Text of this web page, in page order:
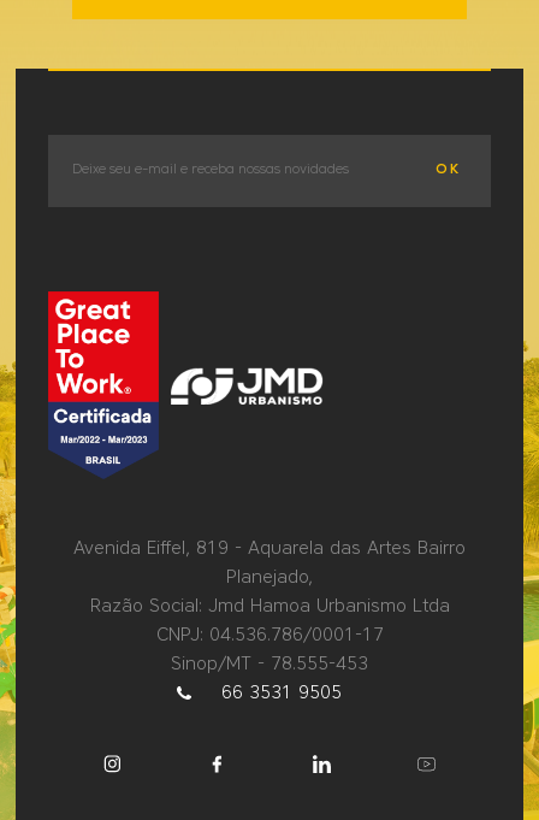
OK
Avenida Eiffel, 819 - Aquarela das Artes Bairro
Planejado,
Razão Social: Jmd Hamoa Urbanismo Ltda
CNPJ: 04.536.786/0001-17
Sinop/MT - 78.555-453
66 3531 9505